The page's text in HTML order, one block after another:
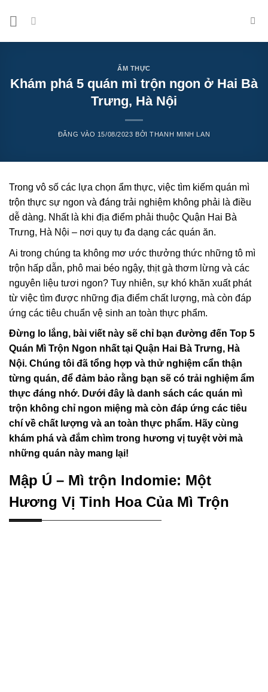
ẨM THỰC
Khám phá 5 quán mì trộn ngon ở Hai Bà
Trưng, Hà Nội
ĐĂNG VÀO 15/08/2023 BỞITHANH MINH LAN
Trong vô số các lựa chọn ẩm thực, việc tìm kiếm quán mì
trộn thực sự ngon và đáng trải nghiệm không phải là điều
dễ dàng. Nhất là khi địa điểm phải thuộc Quận Hai Bà
Trưng, Hà Nội – nơi quy tụ đa dạng các quán ăn.
Ai trong chúng ta không mơ ước thưởng thức những tô mì
trộn hấp dẫn, phô mai béo ngậy, thịt gà thơm lừng và các
nguyên liệu tươi ngon? Tuy nhiên, sự khó khăn xuất phát
từ việc tìm được những địa điểm chất lượng, mà còn đáp
ứng các tiêu chuẩn vệ sinh an toàn thực phẩm.
Đừng lo lắng, bài viết này sẽ chỉ bạn đường đến Top 5
Quán Mì Trộn Ngon nhất tại Quận Hai Bà Trưng, Hà
Nội. Chúng tôi đã tổng hợp và thử nghiệm cẩn thận
từng quán, để đảm bảo rằng bạn sẽ có trải nghiệm ẩm
thực đáng nhớ. Dưới đây là danh sách các quán mì
trộn không chỉ ngon miệng mà còn đáp ứng các tiêu
chí về chất lượng và an toàn thực phẩm. Hãy cùng
khám phá và đắm chìm trong hương vị tuyệt vời mà
những quán này mang lại!
Mập Ú – Mì trộn Indomie: Một
Hương Vị Tinh Hoa Của Mì Trộn